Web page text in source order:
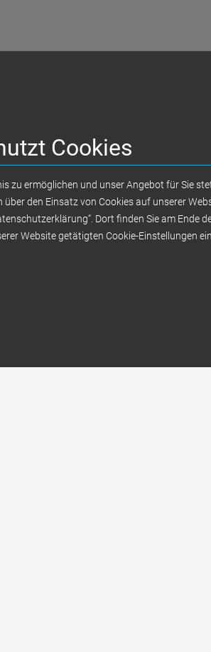
Cookies
zu ermöglichen und unser Angebot für Sie
den Einsatz von Cookies auf unserer
Dort finden Sie am Ende
Website getätigten Cookie-Einstellungen
WDR-Reportage mit Doc
Sedlmeier